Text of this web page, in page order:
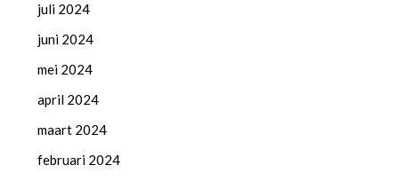
juli 2024
juni 2024
mei 2024
april 2024
maart 2024
februari 2024